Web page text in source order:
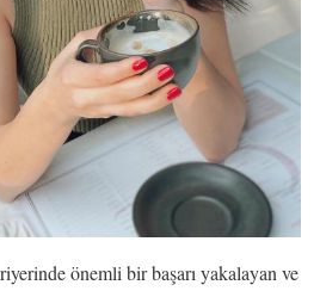
önemli bir başarı yakalayan ve